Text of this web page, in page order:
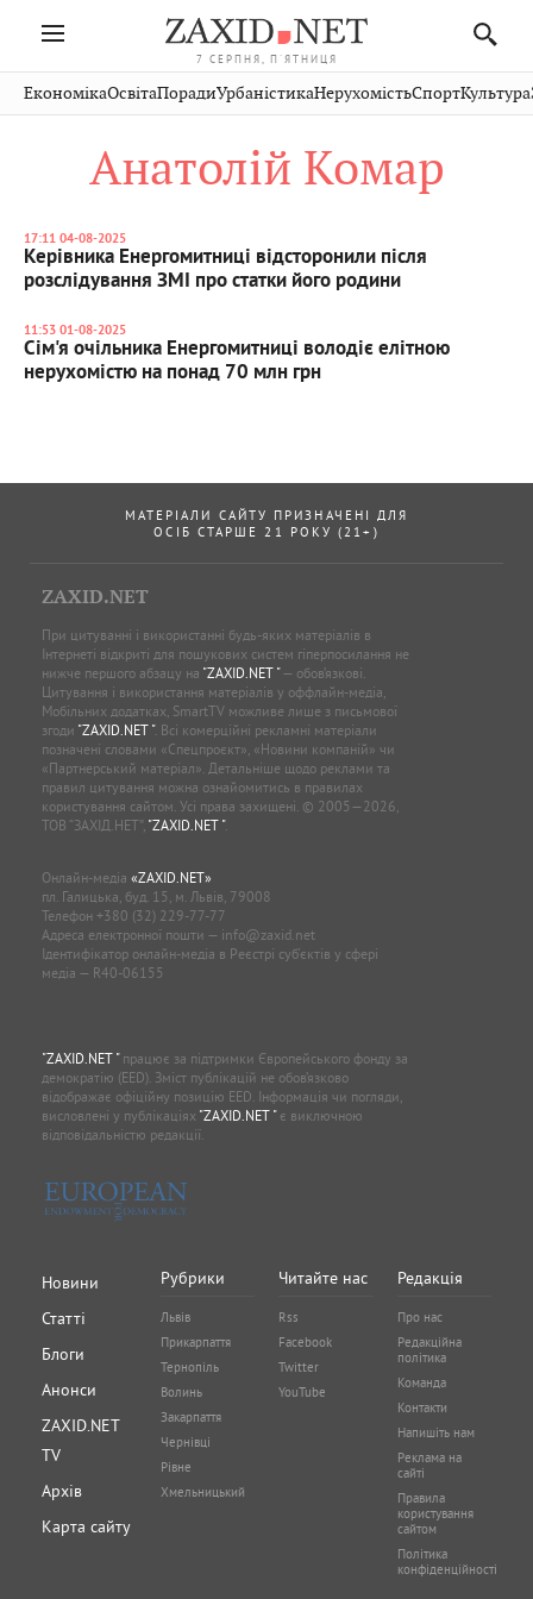
7 СЕРПНЯ, П'ЯТНИЦЯ
Івано-
Франківськ
Волинь
Рівне
Чернівці
Стрий
Хмельницький
Публікації
Авто СловкоКультура
Кіно Дім СпортКраєзнавство
ЕкономікаОсвітаПорадиУрбаністикаНерухомістьСпортКультура
Анатолій Комар
17:11 04-08-2025
Керівника Енергомитниці відсторонили після
розслідування ЗМІ про статки його родини
11:53 01-08-2025
Сім'я очільника Енергомитниці володіє елітною
нерухомістю на понад 70 млн грн
МАТЕРІАЛИ САЙТУ ПРИЗНАЧЕНІ ДЛЯ
ОСІБ СТАРШЕ 21 РОКУ (21+)
ZAXID.NET
При цитуванні і використанні будь-яких матеріалів в
Інтернеті відкриті для пошукових систем гіперпосилання не
нижче першого абзацу на "ZAXID.NET "— обов’язкові.
Цитування і використання матеріалів у оффлайн-медіа,
Мобільних додатках, SmartTV можливе лише з письмової
згоди "ZAXID.NET ". Всі комерційні рекламні матеріали
позначені словами «Спецпроєкт», «Новини компаній» чи
«Партнерський матеріал». Детальніше щодо реклами та
правил цитування можна ознайомитись в правилах
користування сайтом. Усі права захищені. © 2005—2026,
ТОВ “ЗАХІД.НЕТ”, "ZAXID.NET ".
Онлайн-медіа «ZAXID.NET»
пл. Галицька, буд. 15, м. Львів, 79008
Телефон +380 (32) 229-77-77
Адреса електронної пошти — info@zaxid.net
Ідентифікатор онлайн-медіа в Реєстрі суб'єктів у сфері
медіа — R40-06155
"ZAXID.NET "працює за підтримки Європейського фонду за
демократію (EED). Зміст публікацій не обов’язково
відображає офіційну позицію EED. Інформація чи погляди,
висловлені у публікаціях "ZAXID.NET "є виключною
відповідальністю редакції.
Новини
Статті
Блоги
Анонси
ZAXID.NET
TV
Архів
Карта сайту
Рубрики
Львів
Прикарпаття
Тернопіль
Волинь
Закарпаття
Чернівці
Рівне
Хмельницький
Читайте нас
Rss
Facebook
Twitter
YouTube
Редакція
Про нас
Редакційна
політика
Команда
Контакти
Напишіть нам
Реклама на
сайті
Правила
користування
сайтом
Політика
конфіденційності